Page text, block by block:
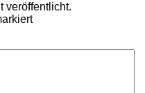
veröffentlicht.